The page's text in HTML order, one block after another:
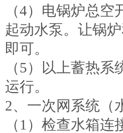
（4）电锅炉总
起动水泵。让锅
即可。
（5）以上蓄热
运行。
2、一次网系统（
（1）检查水箱